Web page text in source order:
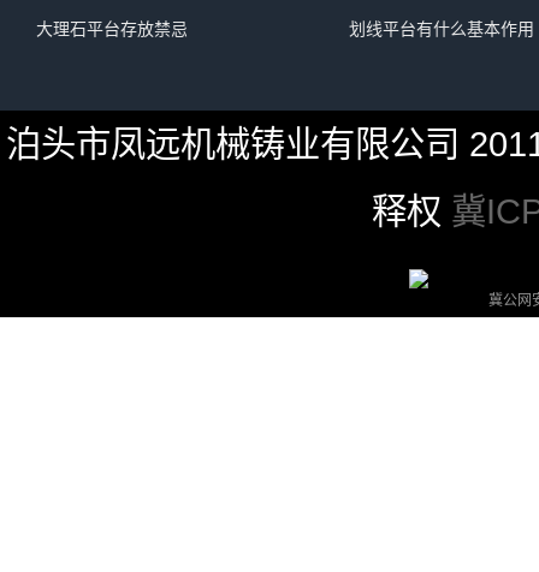
大理石平台存放禁忌 划线平台有什么基本作用
泊头市凤远机械铸业有限公司
释权 冀
冀公网